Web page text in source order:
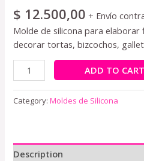
$ 12.500,00 + Envío
Molde de silicona para
decorar tortas, bizcochos,
ADD TO CART
Category:Moldes de Silicona
Description